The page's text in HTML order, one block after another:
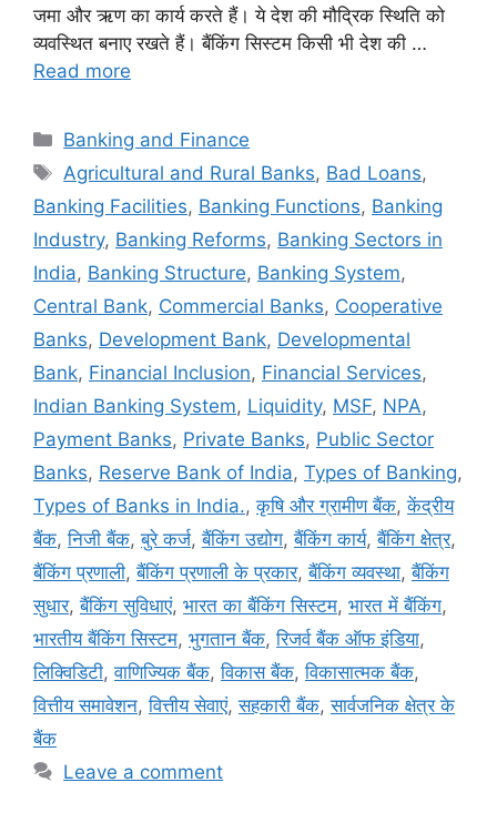
जमा और ऋण का कार्य करते हैं। ये देश की मौद्रिक स्थिति को
व्यवस्थित बनाए रखते हैं। बैंकिंग सिस्टम किसी भी देश की …
Read more
Categories
Banking and Finance
Tags
Agricultural and Rural Banks, Bad Loans,
Banking Facilities, Banking Functions, Banking
Industry, Banking Reforms, Banking Sectors in
India, Banking Structure, Banking System,
Central Bank, Commercial Banks, Cooperative
Banks, Development Bank, Developmental
Bank, Financial Inclusion, Financial Services,
Indian Banking System, Liquidity, MSF, NPA,
Payment Banks, Private Banks, Public Sector
Banks, Reserve Bank of India, Types of Banking,
Types of Banks in India.,कृषि और ग्रामीण बैंक,केंद्रीय
बैंक,निजी बैंक,बुरे कर्ज,बैंकिंग उद्योग,बैंकिंग कार्य,बैंकिंग क्षेत्र,
बैंकिंग प्रणाली,बैंकिंग प्रणाली के प्रकार,बैंकिंग व्यवस्था,बैंकिंग
सुधार,बैंकिंग सुविधाएं, भारत का बैंकिंग सिस्टम, भारत में बैंकिंग,
भारतीय बैंकिंग सिस्टम, भुगतान बैंक,रिजर्व बैंक ऑफ इंडिया,
लिक्विडिटी,वाणिज्यिक बैंक,विकास बैंक,विकासात्मक बैंक,
वित्तीय समावेशन,वित्तीय सेवाएं,सहकारी बैंक,सार्वजनिक क्षेत्र के
बैंक
Leave a comment